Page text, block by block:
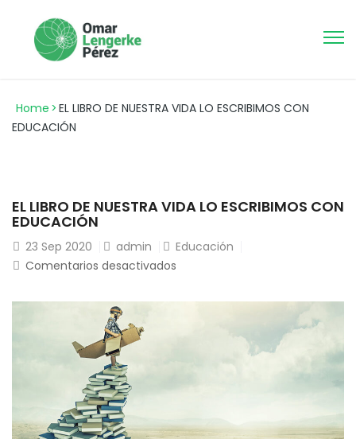
Home > EL LIBRO DE NUESTRA VIDA LO ESCRIBIMOS CON
EDUCACIÓN
EL LIBRO DE NUESTRA VIDA LO ESCRIBIMOS CON
EDUCACIÓN
23 Sep 2020 admin
Educación
Comentarios desactivados
LIBRO